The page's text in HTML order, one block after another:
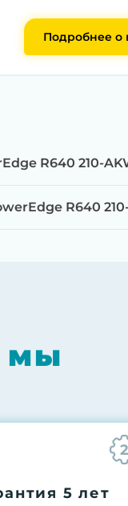
Подробнее о
на
нагрузкой в
R640 210-
R640
мы
2
5 лет